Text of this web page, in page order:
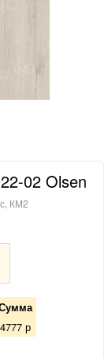
02 Olsen
КМ2
4777р